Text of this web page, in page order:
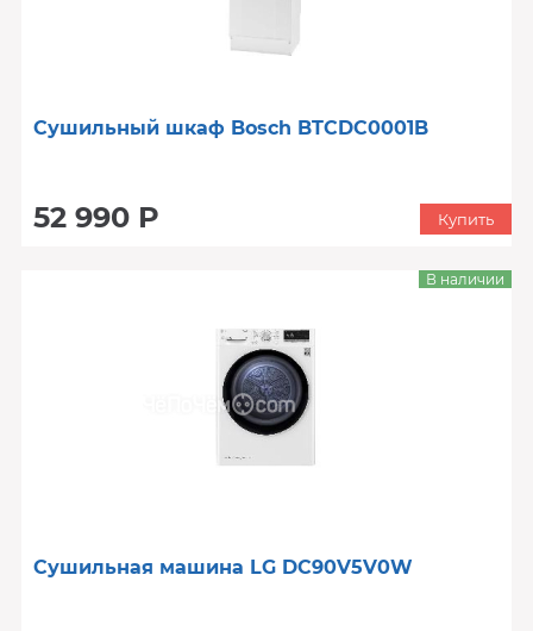
Сушильный шкаф Bosch BTCDC0001B
52 990 Р Купить
Сушильная машина LG DC90V5V0W
В наличии